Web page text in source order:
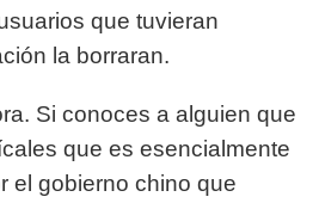
que tuvieran
la borraran.
Si conoces a alguien que
que es esencialmente
el gobierno chino que